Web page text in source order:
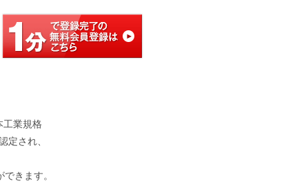
工業規格
定され、
きます。